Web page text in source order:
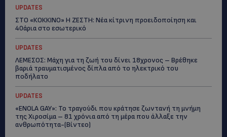
UPDATES
ΣΤΟ «ΚΟΚΚΙΝΟ» Η ΖΕΣΤΗ: Νέα κίτρινη προειδοποίηση και
40άρια στο εσωτερικό
UPDATES
ΛΕΜΕΣΟΣ: Μάχη για τη ζωή του δίνει 18χρονος – Βρέθηκε
βαριά τραυματισμένος δίπλα από το ηλεκτρικό του
ποδήλατο
UPDATES
«ENOLA GAY»: Το τραγούδι που κράτησε ζωντανή τη μνήμη
της Χιροσίμα – 81 χρόνια από τη μέρα που άλλαξε την
ανθρωπότητα-(Bίντεο)